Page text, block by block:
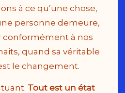
à ce qu’une chose,
personne demeure,
conformément à nos
quand sa véritable
le changement.
Tout est un état